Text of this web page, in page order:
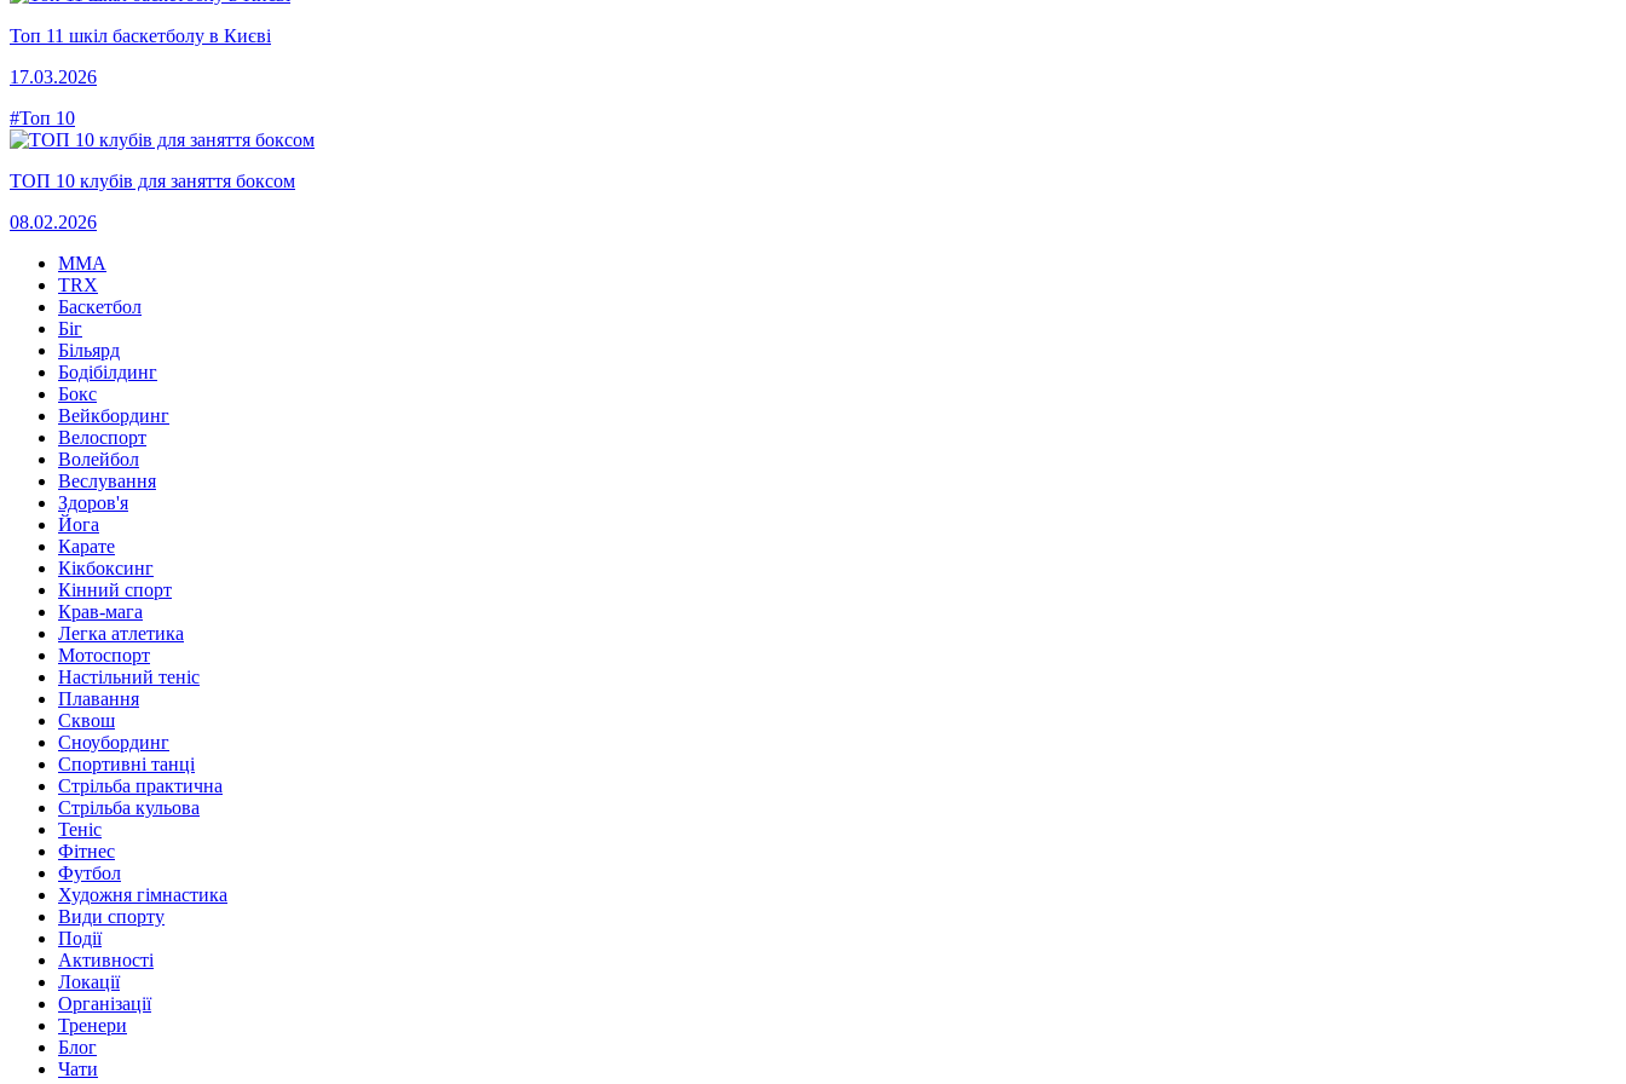
Топ 11 шкіл баскетболу в Києві
17.03.2026
#Топ 10
ТОП 10 клубів для заняття боксом
08.02.2026
MMA
TRX
Баскетбол
Біг
Більярд
Бодібілдинг
Бокс
Вейкбординг
Велоспорт
Волейбол
Веслування
Здоров'я
Йога
Карате
Кікбоксинг
Кінний спорт
Крав-мага
Легка атлетика
Мотоспорт
Настільний теніс
Плавання
Сквош
Сноубординг
Спортивні танці
Стрільба практична
Стрільба кульова
Теніс
Фітнес
Футбол
Художня гімнастика
Види спорту
Події
Активності
Локації
Організації
Тренери
Блог
Чати